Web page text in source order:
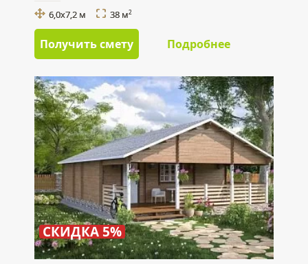
6,0х7,2 м 38 м2
Получить смету Подробнее
СКИДКА 5%